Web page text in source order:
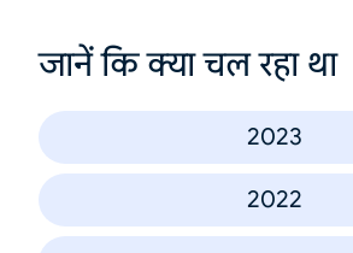
जानें कि क्या चल रहा था
2023
2022